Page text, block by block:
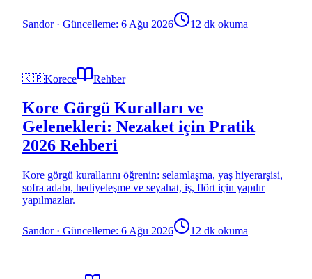
Sandor· Güncelleme: 6 Ağu 2026 12 dk okuma
🇰🇷Korece Rehber
Kore Görgü Kuralları ve
Gelenekleri: Nezaket için Pratik
2026 Rehberi
Kore görgü kurallarını öğrenin: selamlaşma, yaş hiyerarşisi,
sofra adabı, hediyeleşme ve seyahat, iş, flört için yapılır
yapılmazlar.
Sandor· Güncelleme: 6 Ağu 2026 12 dk okuma